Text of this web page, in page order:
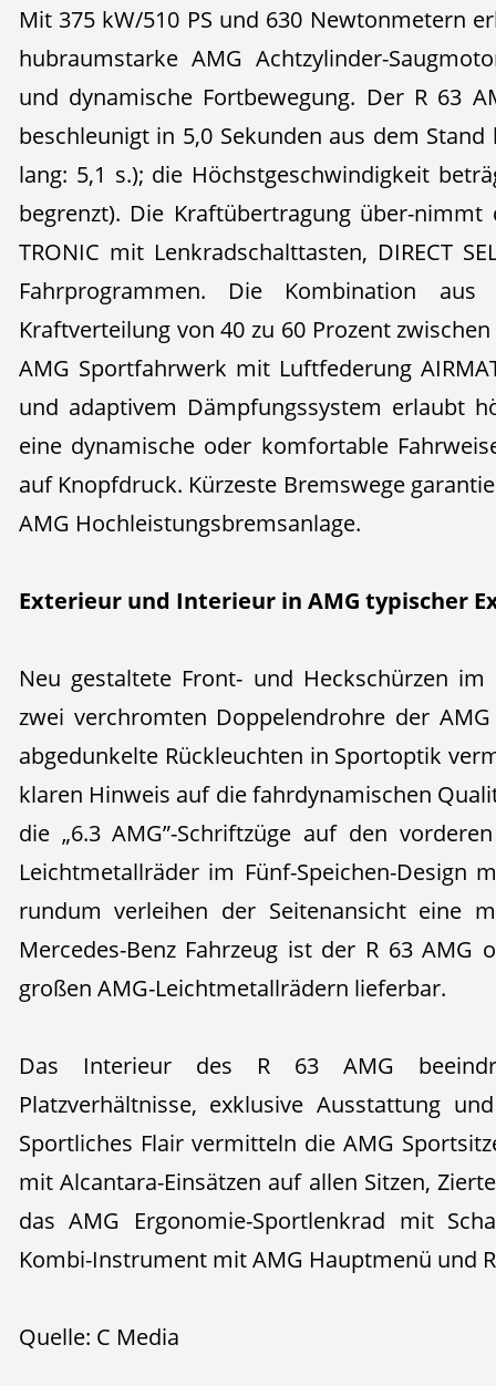
Mit 375 kW/510 PS und 630 Newtonmetern
hubraumstarke AMG Achtzylinder-
und dynamische Fortbewegung. Der R 63
beschleunigt in 5,0 Sekunden aus dem Stand
lang: 5,1 s.); die Höchstgeschwindigkeit
begrenzt). Die Kraftübertragung über-nimmt
TRONIC mit Lenkradschalttasten, DIRECT
Fahrprogrammen. Die Kombination
Kraftverteilung von 40 zu 60 Prozent
AMG Sportfahrwerk mit Luftfederung
und adaptivem Dämpfungssystem erlaubt
eine dynamische oder komfortable
auf Knopfdruck. Kürzeste Bremswege
AMG Hochleistungsbremsanlage.
Exterieur und Interieur in AMG typischer
Neu gestaltete Front- und Heckschürzen
zwei verchromten Doppelendrohre der
abgedunkelte Rückleuchten in Sportoptik
klaren Hinweis auf die fahrdynamischen
die „6.3 AMG”-Schriftzüge auf den
Leichtmetallräder im Fünf-Speichen-Design
rundum verleihen der Seitenansicht eine
Mercedes-Benz Fahrzeug ist der R 63 AMG
großen AMG-Leichtmetallrädern lieferbar.
Das Interieur des R 63 AMG
Platzverhältnisse, exklusive Ausstattung
Sportliches Flair vermitteln die AMG
mit Alcantara-Einsätzen auf allen Sitzen,
das AMG Ergonomie-Sportlenkrad mit
Kombi-Instrument mit AMG Hauptmenü und
Quelle: C Media